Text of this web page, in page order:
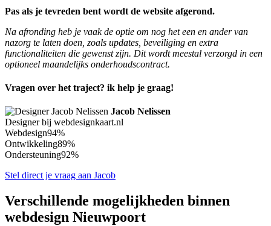
Pas als je tevreden bent wordt de website afgerond.
Na afronding heb je vaak de optie om nog het een en ander van
nazorg te laten doen, zoals updates, beveiliging en extra
functionaliteiten die gewenst zijn. Dit wordt meestal verzorgd in een
optioneel maandelijks onderhoudscontract.
Vragen over het traject? ik help je graag!
Jacob Nelissen
Designer bij webdesignkaart.nl
Webdesign94%
Ontwikkeling89%
Ondersteuning92%
Stel direct je vraag aan Jacob
Verschillende mogelijkheden binnen
webdesign Nieuwpoort